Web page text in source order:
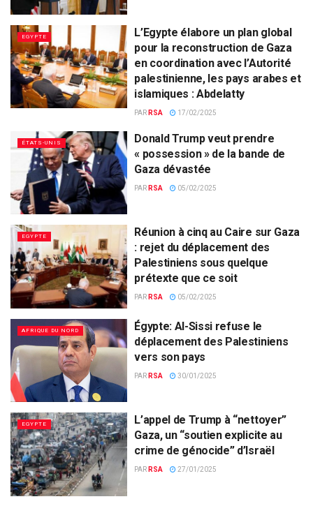
EGYPTE
L’Egypte élabore un plan global
pour la reconstruction de Gaza
en coordination avec l’Autorité
palestinienne, les pays arabes et
islamiques : Abdelatty
PAR RSA 17/02/2025
ÉTATS-UNIS
Donald Trump veut prendre
« possession » de la bande de
Gaza dévastée
PAR RSA 05/02/2025
EGYPTE
Réunion à cinq au Caire sur Gaza
: rejet du déplacement des
Palestiniens sous quelque
prétexte que ce soit
PAR RSA 05/02/2025
AFRIQUE DU NORD
Égypte: Al-Sissi refuse le
déplacement des Palestiniens
vers son pays
PAR RSA 30/01/2025
EGYPTE
L’appel de Trump à “nettoyer”
Gaza, un “soutien explicite au
crime de génocide” d’Israël
PAR RSA 27/01/2025